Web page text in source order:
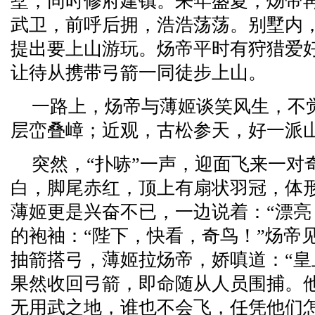
武卫，前呼后拥，浩浩荡荡。别墅内
提出要上山游玩。炀帝平时有狩猎爱
让待从携带弓箭一同徒步上山。
一路上，炀帝与薄姬谈笑风生，不
层峦叠嶂；近观，古松参天，好一派
突然，“扑哧”一声，迎面飞来一对
白，脚尾赤红，顶上有扇状羽冠，体
薄姬更是兴奋不已，一边说着：“漂
的袍袖：“陛下，快看，奇鸟！”炀帝
抽箭搭弓，薄姬拉炀帝，娇嗔道：“
果然收回弓箭，即命随从人员围捕。
无用武之地，谁也不会飞，任凭他们